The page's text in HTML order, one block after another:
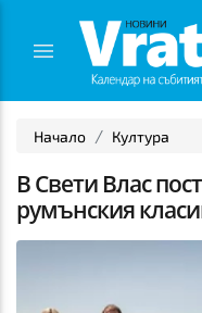
Начало Култура
В Свети Влас
румънския